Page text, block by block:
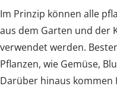
Im Prinzip können alle
aus dem Garten und der
verwendet werden.
Pflanzen, wie Gemüse,
Darüber hinaus kommen